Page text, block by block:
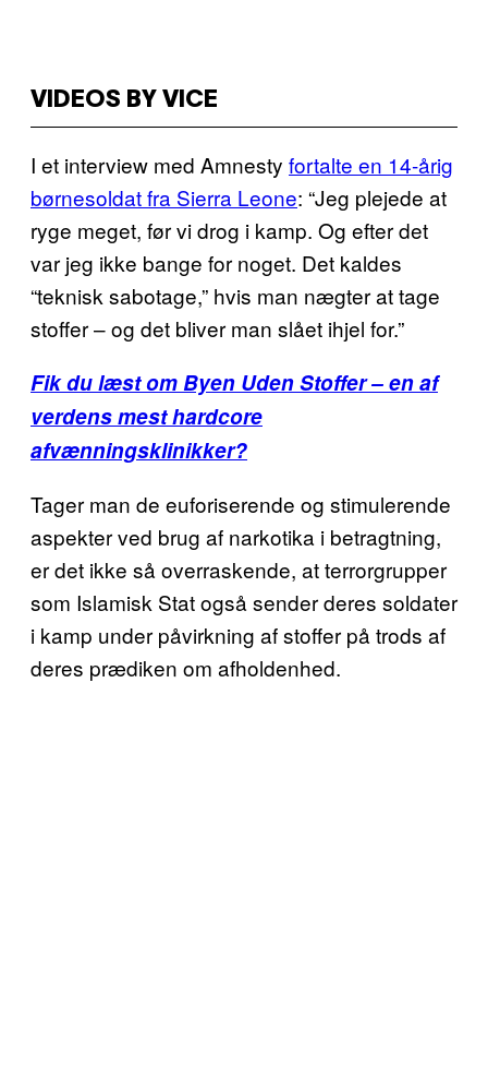
VIDEOS BY VICE
I et interview med Amnesty fortalte en 14-årig
børnesoldat fra Sierra Leone: “Jeg plejede at
ryge meget, før vi drog i kamp. Og efter det
var jeg ikke bange for noget. Det kaldes
“teknisk sabotage,” hvis man nægter at tage
stoffer – og det bliver man slået ihjel for.”
Fik du læst om Byen Uden Stoffer – en af
verdens mest hardcore
afvænningsklinikker?
Tager man de euforiserende og stimulerende
aspekter ved brug af narkotika i betragtning,
er det ikke så overraskende, at terrorgrupper
som Islamisk Stat også sender deres soldater
i kamp under påvirkning af stoffer på trods af
deres prædiken om afholdenhed.